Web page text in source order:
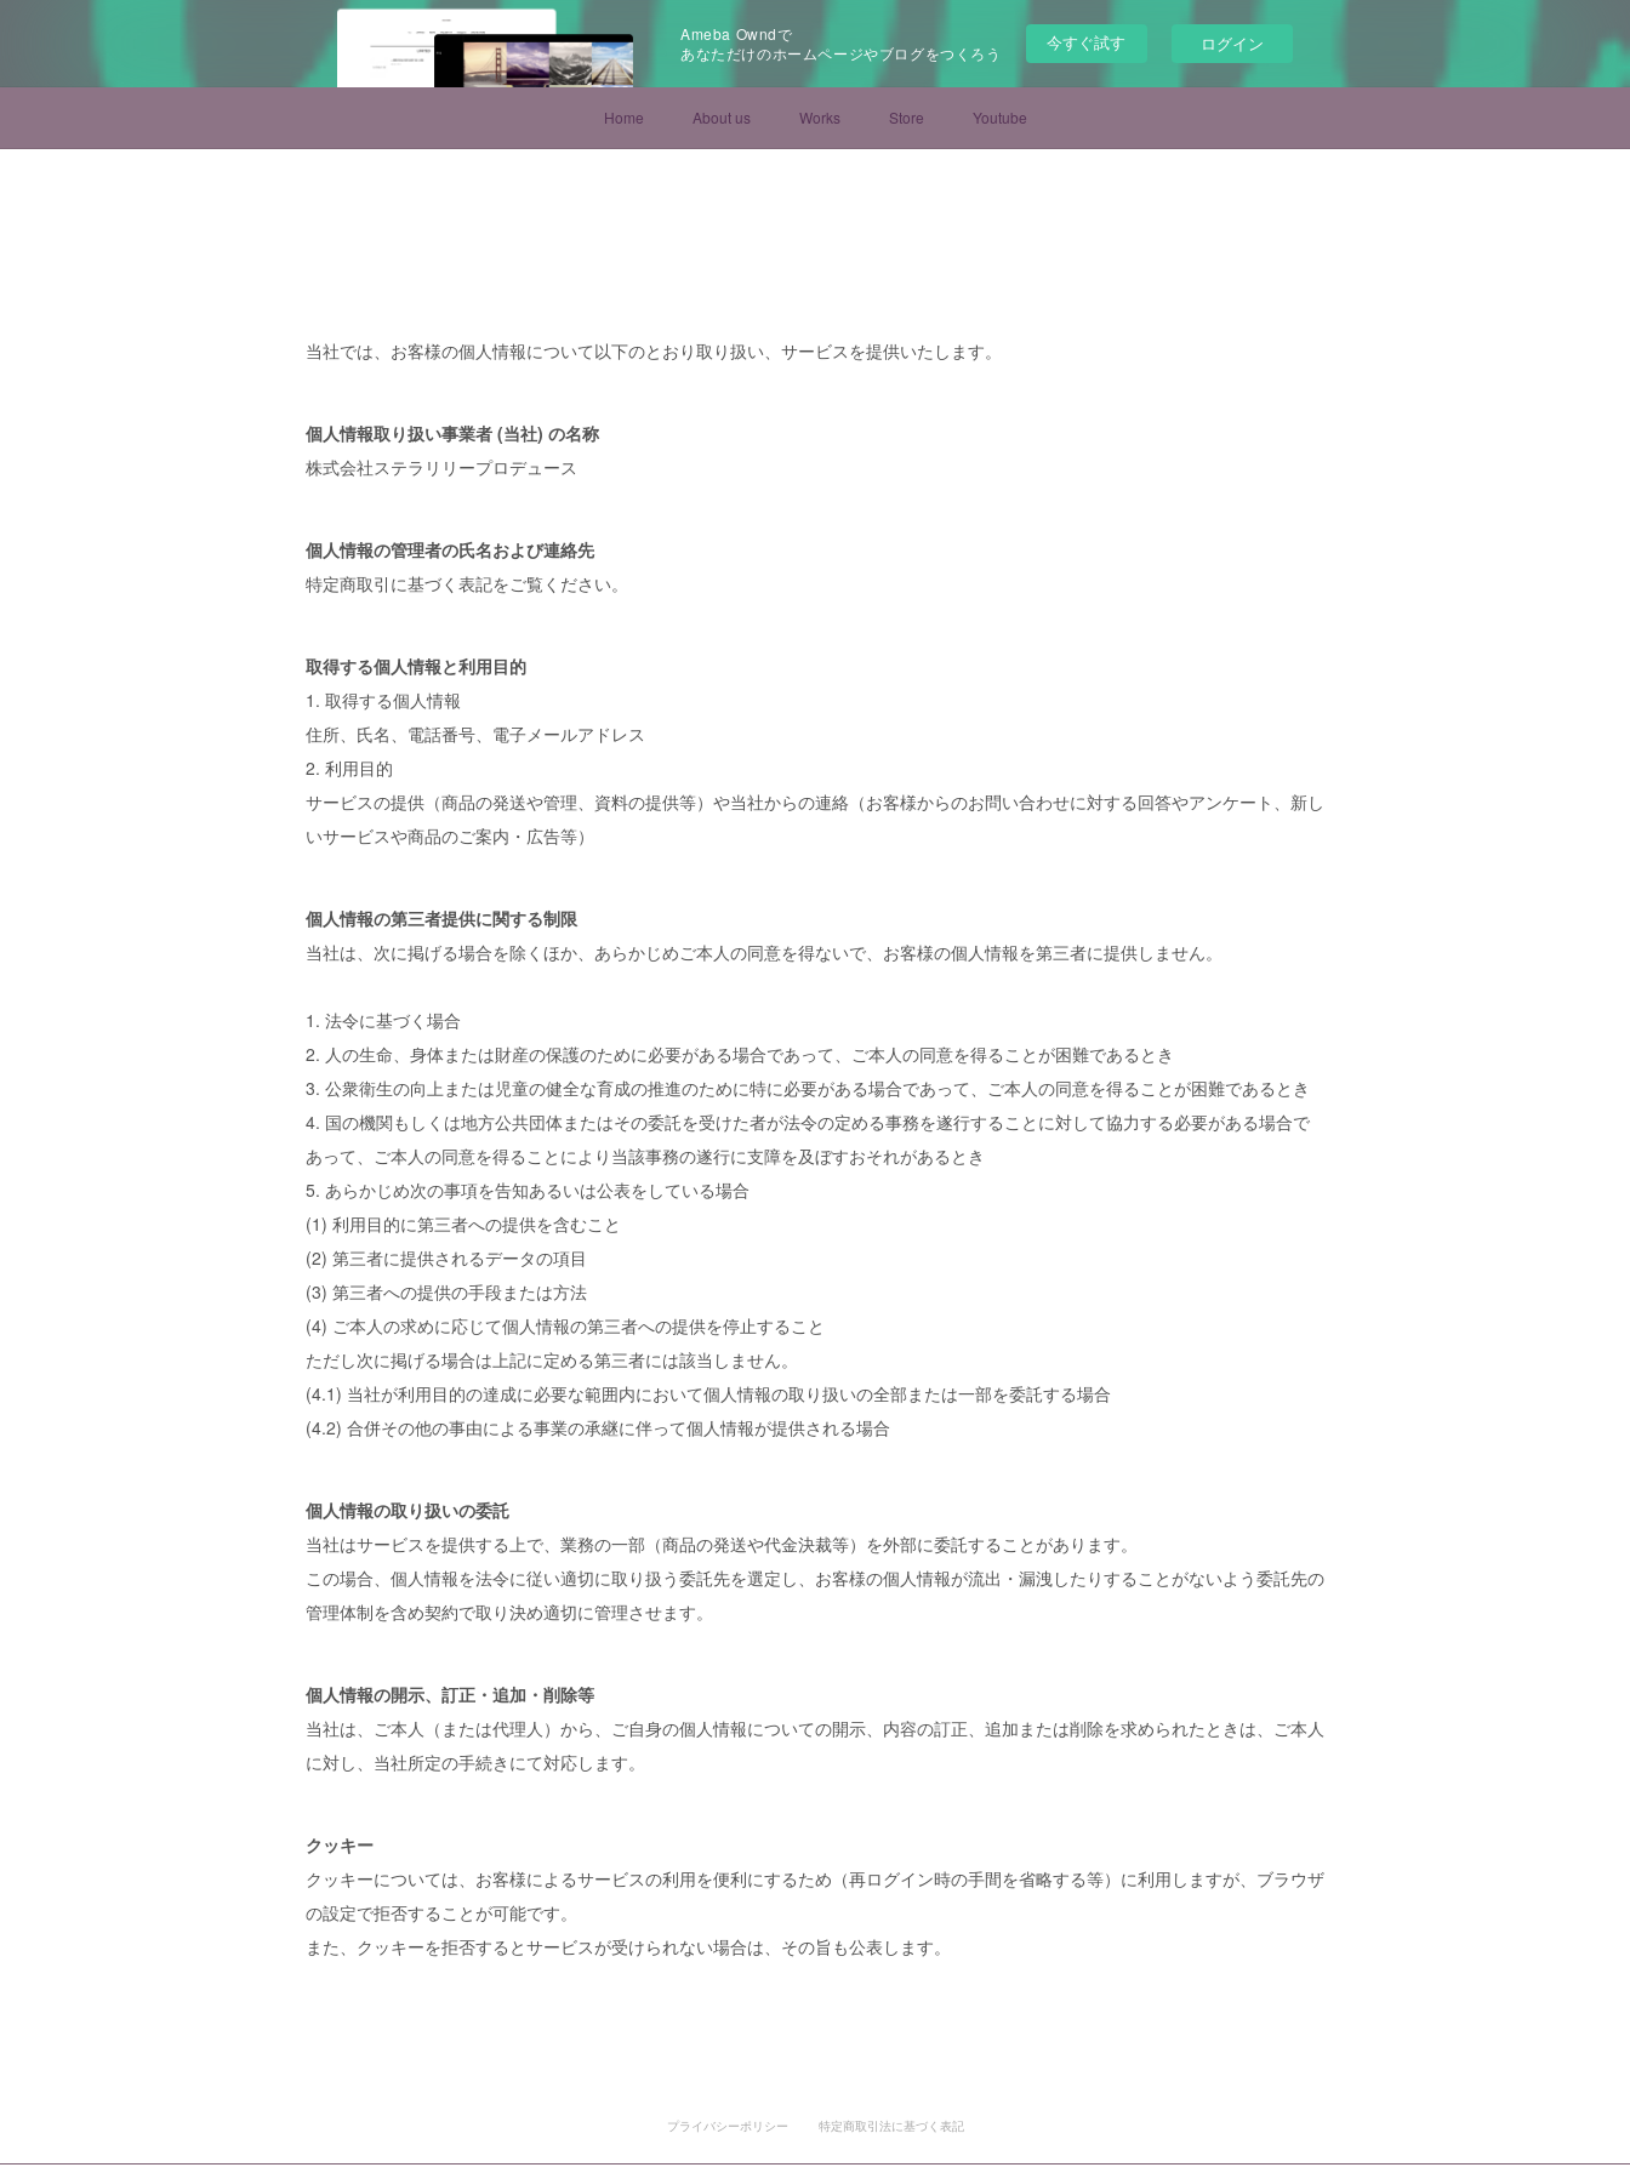
Ameba Owndで
あなただけのホームページやブログをつくろう
今すぐ試す ログイン
Home About us Works Store Youtube
当社では、お客様の個人情報について以下のとおり取り扱い、サービスを提供いたします。
個人情報取り扱い事業者 (当社) の名称
株式会社ステラリリープロデュース
個人情報の管理者の氏名および連絡先
特定商取引に基づく表記をご覧ください。
取得する個人情報と利用目的
1. 取得する個人情報
住所、氏名、電話番号、電子メールアドレス
2. 利用目的
サービスの提供（商品の発送や管理、資料の提供等）や当社からの連絡（お客様からのお問い合わせに対する回答やアンケート、新し
いサービスや商品のご案内・広告等）
個人情報の第三者提供に関する制限
当社は、次に掲げる場合を除くほか、あらかじめご本人の同意を得ないで、お客様の個人情報を第三者に提供しません。
1. 法令に基づく場合
2. 人の生命、身体または財産の保護のために必要がある場合であって、ご本人の同意を得ることが困難であるとき
3. 公衆衛生の向上または児童の健全な育成の推進のために特に必要がある場合であって、ご本人の同意を得ることが困難であるとき
4. 国の機関もしくは地方公共団体またはその委託を受けた者が法令の定める事務を遂行することに対して協力する必要がある場合で
あって、ご本人の同意を得ることにより当該事務の遂行に支障を及ぼすおそれがあるとき
5. あらかじめ次の事項を告知あるいは公表をしている場合
(1) 利用目的に第三者への提供を含むこと
(2) 第三者に提供されるデータの項目
(3) 第三者への提供の手段または方法
(4) ご本人の求めに応じて個人情報の第三者への提供を停止すること
ただし次に掲げる場合は上記に定める第三者には該当しません。
(4.1) 当社が利用目的の達成に必要な範囲内において個人情報の取り扱いの全部または一部を委託する場合
(4.2) 合併その他の事由による事業の承継に伴って個人情報が提供される場合
個人情報の取り扱いの委託
当社はサービスを提供する上で、業務の一部（商品の発送や代金決裁等）を外部に委託することがあります。
この場合、個人情報を法令に従い適切に取り扱う委託先を選定し、お客様の個人情報が流出・漏洩したりすることがないよう委託先の
管理体制を含め契約で取り決め適切に管理させます。
個人情報の開示、訂正・追加・削除等
当社は、ご本人（または代理人）から、ご自身の個人情報についての開示、内容の訂正、追加または削除を求められたときは、ご本人
に対し、当社所定の手続きにて対応します。
クッキー
クッキーについては、お客様によるサービスの利用を便利にするため（再ログイン時の手間を省略する等）に利用しますが、ブラウザ
の設定で拒否することが可能です。
また、クッキーを拒否するとサービスが受けられない場合は、その旨も公表します。
プライバシーポリシー 特定商取引法に基づく表記